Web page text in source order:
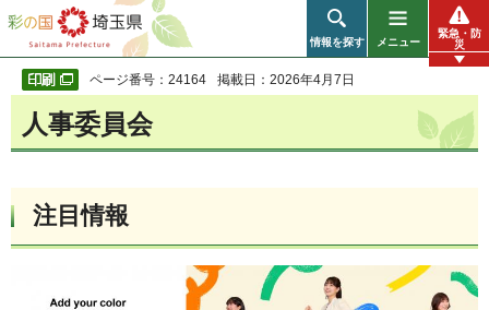
彩の国 埼玉県
情報を探す メニュー
緊急・防
災
ページ番号：24164 掲載日：2026年4月7日
人事委員会
注目情報